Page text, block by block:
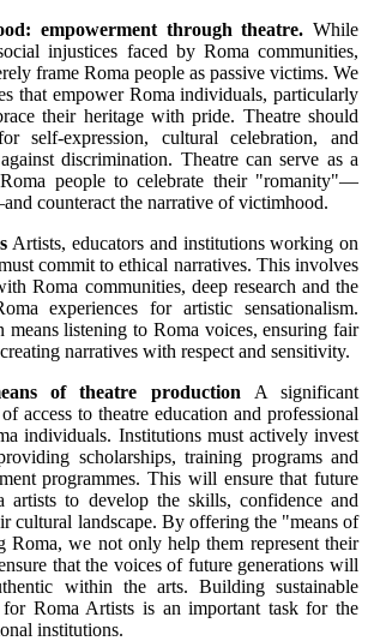
empowerment through theatre. While
injustices faced by Roma communities,
frame Roma people as passive victims. We
that empower Roma individuals, particularly
their heritage with pride. Theatreshould
self-expression, cultural celebration, and
discrimination. Theatre can serve as a
people to celebrate their "romanity"—
counteract the narrative of victimhood.
Artists, educators and institutions working on
commit to ethical narratives. This involves
Roma communities, deep research and the
experiences for artistic sensationalism.
means listening to Roma voices, ensuring fair
narratives with respect and sensitivity.
of theatre production A significant
access to theatre education and professional
individuals. Institutions must actively invest
scholarships, training programs and
programmes. This will ensure that future
artists to develop the skills, confidence and
cultural landscape. By offering the "means of
Roma, we not only help them represent their
that the voices of future generations will
within the arts. Building sustainable
for Roma Artists is an important task for the
institutions.